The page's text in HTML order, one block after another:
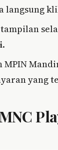
langsung
.
MPIN
yang